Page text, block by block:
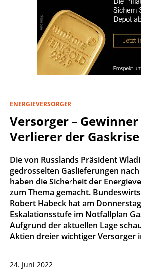
ENERGIEVERSORGER
Versorger –
Verlierer der Gaskrise
Die von Russlands Präsident
gedrosselten Gaslieferungen
haben die Sicherheit der
zum Thema gemacht.
Robert Habeck hat am
Eskalationsstufe im Notfallplan
Aufgrund der aktuellen Lage
Aktien dreier wichtiger Versorger
24. Juni 2022